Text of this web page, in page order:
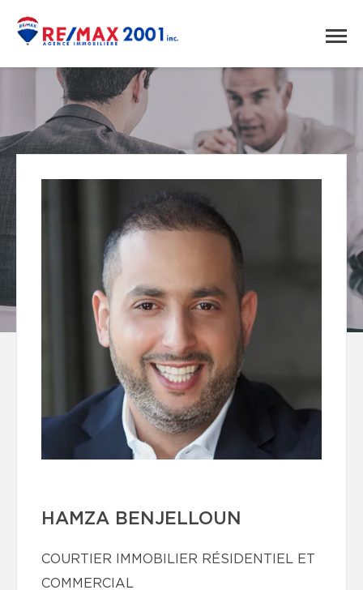
HAMZA BENJELLOUN
COURTIER IMMOBILIER RÉSIDENTIEL ET
COMMERCIAL